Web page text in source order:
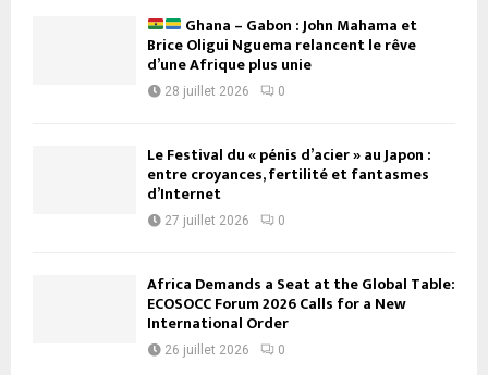
Ghana – Gabon : John Mahama et
Brice Oligui Nguema relancent le rêve
d’une Afrique plus unie
28 juillet 2026 0
Le Festival du « pénis d’acier » au Japon :
entre croyances, fertilité et fantasmes
d’Internet
27 juillet 2026 0
Africa Demands a Seat at the Global Table:
ECOSOCC Forum 2026 Calls for a New
International Order
26 juillet 2026 0